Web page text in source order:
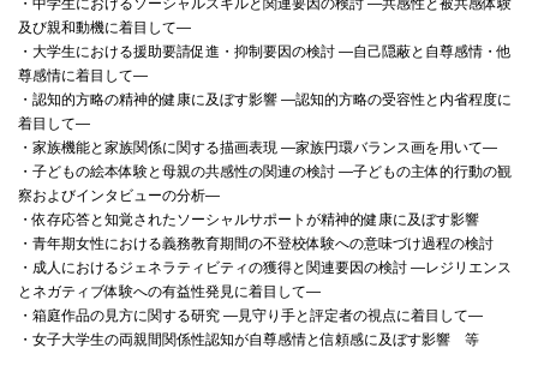
及び親和動機に着目して―
・大学生における援助要請促進・抑制要因の検討 ―自己隠蔽と自尊感情・他
尊感情に着目して―
・認知的方略の精神的健康に及ぼす影響 ―認知的方略の受容性と内省程度に
着目して―
・家族機能と家族関係に関する描画表現 ―家族円環バランス画を用いて―
・子どもの絵本体験と母親の共感性の関連の検討 ―子どもの主体的行動の観
察およびインタビューの分析―
・依存応答と知覚されたソーシャルサポートが精神的健康に及ぼす影響
・青年期女性における義務教育期間の不登校体験への意味づけ過程の検討
・成人におけるジェネラティビティの獲得と関連要因の検討 ―レジリエンス
とネガティブ体験への有益性発見に着目して―
・箱庭作品の見方に関する研究 ―見守り手と評定者の視点に着目して―
・女子大学生の両親間関係性認知が自尊感情と信頼感に及ぼす影響 等